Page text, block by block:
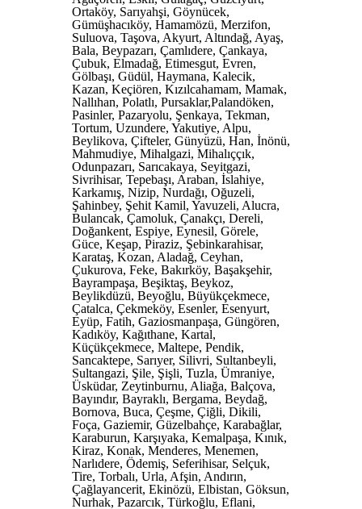
Ortaköy, Sarıyahşi, Göynücek,
Gümüşhacıköy, Hamamözü, Merzifon,
Suluova, Taşova, Akyurt, Altındağ, Ayaş,
Bala, Beypazarı, Çamlıdere, Çankaya,
Çubuk, Elmadağ, Etimesgut, Evren,
Gölbaşı, Güdül, Haymana, Kalecik,
Kazan, Keçiören, Kızılcahamam, Mamak,
Nallıhan, Polatlı, Pursaklar,Palandöken,
Pasinler, Pazaryolu, Şenkaya, Tekman,
Tortum, Uzundere, Yakutiye, Alpu,
Beylikova, Çifteler, Günyüzü, Han, İnönü,
Mahmudiye, Mihalgazi, Mihalıççık,
Odunpazarı, Sarıcakaya, Seyitgazi,
Sivrihisar, Tepebaşı, Araban, İslahiye,
Karkamış, Nizip, Nurdağı, Oğuzeli,
Şahinbey, Şehit Kamil, Yavuzeli, Alucra,
Bulancak, Çamoluk, Çanakçı, Dereli,
Doğankent, Espiye, Eynesil, Görele,
Güce, Keşap, Piraziz, Şebinkarahisar,
Karataş, Kozan, Aladağ, Ceyhan,
Çukurova, Feke, Bakırköy, Başakşehir,
Bayrampaşa, Beşiktaş, Beykoz,
Beylikdüzü, Beyoğlu, Büyükçekmece,
Çatalca, Çekmeköy, Esenler, Esenyurt,
Eyüp, Fatih, Gaziosmanpaşa, Güngören,
Kadıköy, Kağıthane, Kartal,
Küçükçekmece, Maltepe, Pendik,
Sancaktepe, Sarıyer, Silivri, Sultanbeyli,
Sultangazi, Şile, Şişli, Tuzla, Ümraniye,
Üsküdar, Zeytinburnu, Aliağa, Balçova,
Bayındır, Bayraklı, Bergama, Beydağ,
Bornova, Buca, Çeşme, Çiğli, Dikili,
Foça, Gaziemir, Güzelbahçe, Karabağlar,
Karaburun, Karşıyaka, Kemalpaşa, Kınık,
Kiraz, Konak, Menderes, Menemen,
Narlıdere, Ödemiş, Seferihisar, Selçuk,
Tire, Torbalı, Urla, Afşin, Andırın,
Çağlayancerit, Ekinözü, Elbistan, Göksun,
Nurhak, Pazarcık, Türkoğlu, Eflani,